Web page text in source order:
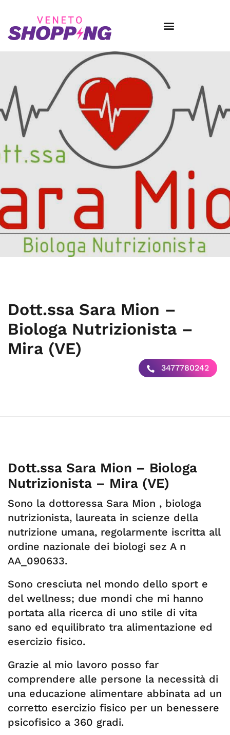
Dott.ssa Sara Mion –
Biologa Nutrizionista –
Mira (VE)
3477780242
Dott.ssa Sara Mion – Biologa
Nutrizionista – Mira (VE)
Sono la dottoressa Sara Mion , biologa
nutrizionista, laureata in scienze della
nutrizione umana, regolarmente iscritta all
ordine nazionale dei biologi sez A n
AA_090633.
Sono cresciuta nel mondo dello sport e
del wellness; due mondi che mi hanno
portata alla ricerca di uno stile di vita
sano ed equilibrato tra alimentazione ed
esercizio fisico.
Grazie al mio lavoro posso far
comprendere alle persone la necessità di
una educazione alimentare abbinata ad un
corretto esercizio fisico per un benessere
psicofisico a 360 gradi.